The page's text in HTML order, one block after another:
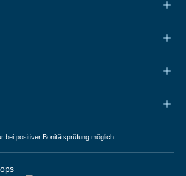
bei positiver Bonitätsprüfung möglich.